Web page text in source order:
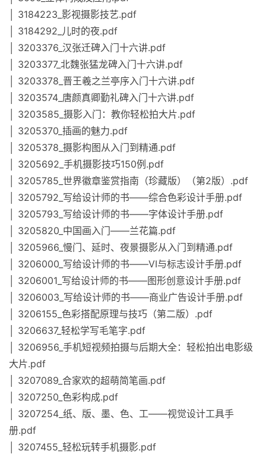
│ 3184223_影视摄影技艺.pdf
│ 3184292_儿时的夜.pdf
│ 3203376_汉张迁碑入门十六讲.pdf
│ 3203377_北魏张猛龙碑入门十六讲.pdf
│ 3203378_晋王羲之兰亭序入门十六讲.pdf
│ 3203574_唐颜真卿勤礼碑入门十六讲.pdf
│ 3203585_摄影入门：教你轻松拍大片.pdf
│ 3205370_插画的魅力.pdf
│ 3205378_摄影构图从入门到精通.pdf
│ 3205692_手机摄影技巧150例.pdf
│ 3205785_世界徽章鉴赏指南（珍藏版）（第2版）.pdf
│ 3205792_写给设计师的书——综合色彩设计手册.pdf
│ 3205793_写给设计师的书——字体设计手册.pdf
│ 3205820_中国画入门——兰花篇.pdf
│ 3205966_慢门、延时、夜景摄影从入门到精通.pdf
│ 3206000_写给设计师的书——VI与标志设计手册.pdf
│ 3206001_写给设计师的书——图形创意设计手册.pdf
│ 3206003_写给设计师的书——商业广告设计手册.pdf
│ 3206155_色彩搭配原理与技巧（第二版）.pdf
│ 3206637_轻松学写毛笔字.pdf
│ 3206956_手机短视频拍摄与后期大全：轻松拍出电影级
大片.pdf
│ 3207089_合家欢的超萌简笔画.pdf
│ 3207250_色彩构成.pdf
│ 3207254_纸、版、墨、色、工——视觉设计工具手
册.pdf
│ 3207455_轻松玩转手机摄影.pdf